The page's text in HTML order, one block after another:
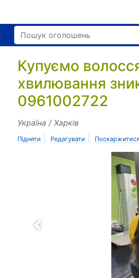
Купуємо
хвилювання
0961002722
Україна / Харків
Підняти Редагувати
Назад